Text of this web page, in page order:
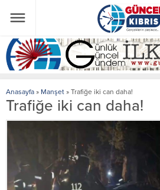
Anasayfa » Manşet » Trafiğe iki can daha!
Trafiğe iki can daha!